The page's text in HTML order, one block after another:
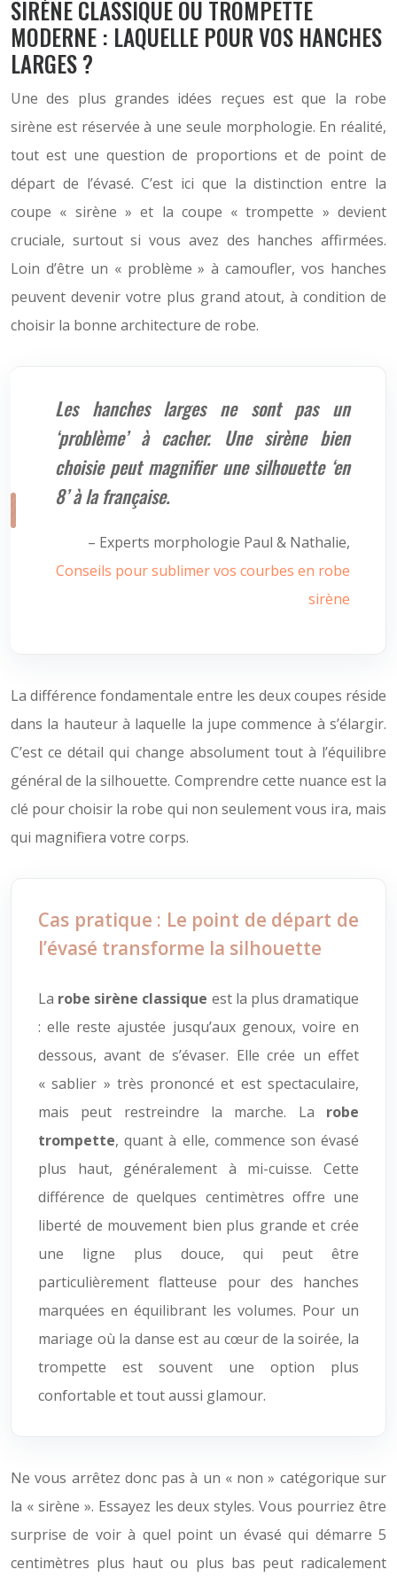
SIRÈNE CLASSIQUE OU TROMPETTE
MODERNE : LAQUELLE POUR VOS HANCHES
LARGES ?
Une des plus grandes idées reçues est que la robe
sirène est réservée à une seule morphologie. En réalité,
tout est une question de proportions et de point de
départ de l’évasé. C’est ici que la distinction entre la
coupe « sirène » et la coupe « trompette » devient
cruciale, surtout si vous avez des hanches affirmées.
Loin d’être un « problème » à camoufler, vos hanches
peuvent devenir votre plus grand atout, à condition de
choisir la bonne architecture de robe.
Les hanches larges ne sont pas un
‘problème’ à cacher. Une sirène bien
choisie peut magnifier une silhouette ‘en
8’ à la française.
– Experts morphologie Paul & Nathalie,
Conseils pour sublimer vos courbes en robe
sirène
La différence fondamentale entre les deux coupes réside
dans la hauteur à laquelle la jupe commence à s’élargir.
C’est ce détail qui change absolument tout à l’équilibre
général de la silhouette. Comprendre cette nuance est la
clé pour choisir la robe qui non seulement vous ira, mais
qui magnifiera votre corps.
Cas pratique : Le point de départ de
l’évasé transforme la silhouette
La robe sirène classique est la plus dramatique
: elle reste ajustée jusqu’aux genoux, voire en
dessous, avant de s’évaser. Elle crée un effet
« sablier » très prononcé et est spectaculaire,
mais peut restreindre la marche. La robe
trompette, quant à elle, commence son évasé
plus haut, généralement à mi-cuisse. Cette
différence de quelques centimètres offre une
liberté de mouvement bien plus grande et crée
une ligne plus douce, qui peut être
particulièrement flatteuse pour des hanches
marquées en équilibrant les volumes. Pour un
mariage où la danse est au cœur de la soirée, la
trompette est souvent une option plus
confortable et tout aussi glamour.
Ne vous arrêtez donc pas à un « non » catégorique sur
la « sirène ». Essayez les deux styles. Vous pourriez être
surprise de voir à quel point un évasé qui démarre 5
centimètres plus haut ou plus bas peut radicalement